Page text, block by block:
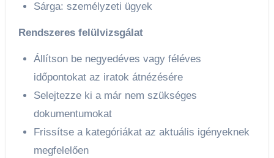
Sárga: személyzeti ügyek
Rendszeres felülvizsgálat
Állítson be negyedéves vagy féléves
időpontokat az iratok átnézésére
Selejtezze ki a már nem szükséges
dokumentumokat
Frissítse a kategóriákat az aktuális igényeknek
megfelelően